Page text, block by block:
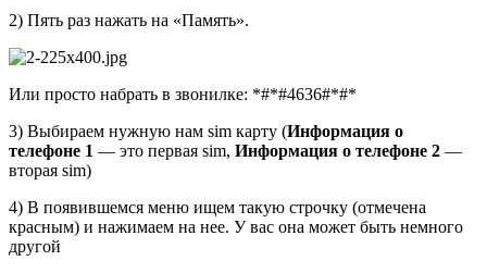
2) Пять раз нажать на «Память».
Или просто набрать в звонилке: *#*#4636#*#*
3) Выбираем нужную нам sim карту (Информация о
телефоне 1 — это первая sim, Информация о телефоне 2 —
вторая sim)
4) В появившемся меню ищем такую строчку (отмечена
красным) и нажимаем на нее. У вас она может быть немного
другой